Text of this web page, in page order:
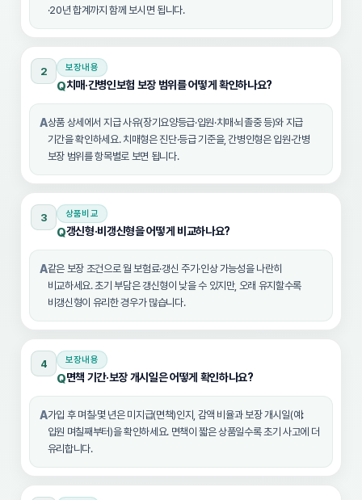
·20년 합계까지 함께 보시면 됩니다.
2 보장내용
Q치매·간병인보험 보장 범위를 어떻게 확인하나요?
A상품 상세에서 지급 사유(장기요양등급·입원·치매·뇌졸중 등)와 지급
기간을 확인하세요. 치매형은 진단·등급 기준을, 간병인형은 입원·간병
보장 범위를 항목별로 보면 됩니다.
3 상품비교
Q갱신형·비갱신형을 어떻게 비교하나요?
A같은 보장 조건으로 월 보험료·갱신 주기·인상 가능성을 나란히
비교하세요. 초기 부담은 갱신형이 낮을 수 있지만, 오래 유지할수록
비갱신형이 유리한 경우가 많습니다.
4 보장내용
Q면책 기간·보장 개시일은 어떻게 확인하나요?
A가입 후 며칠·몇 년은 미지급(면책)인지, 감액 비율과 보장 개시일(예:
입원 며칠째부터)을 확인하세요. 면책이 짧은 상품일수록 초기 사고에 더
유리합니다.